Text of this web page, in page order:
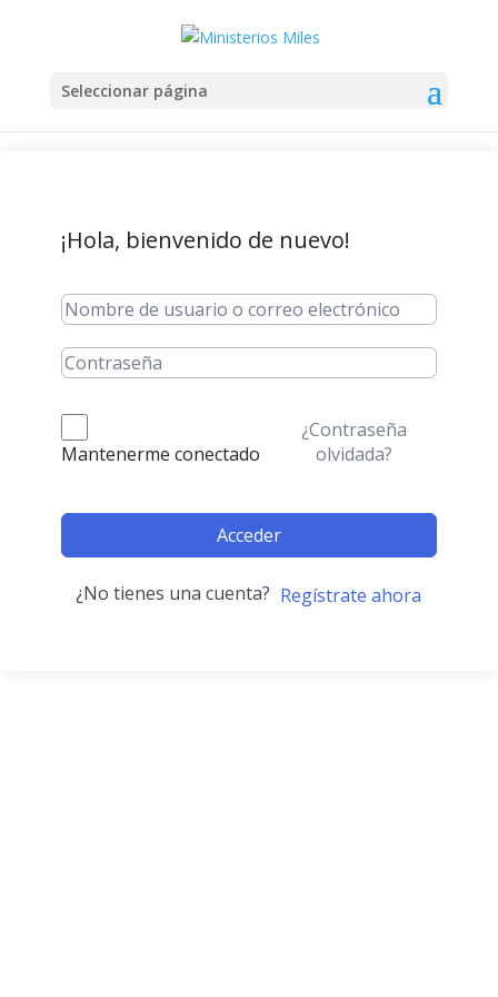
Seleccionar página
¡Hola, bienvenido de nuevo!
Mantenerme conectado
¿Contraseña
olvidada?
Acceder
¿No tienes una cuenta? Regístrate ahora